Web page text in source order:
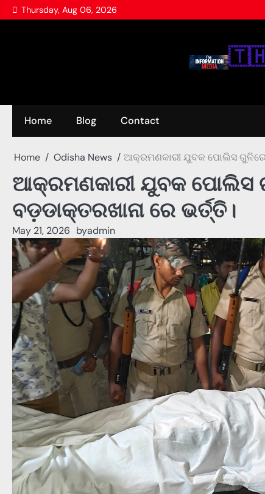
Skip
to
Thursday, Aug 06, 2026
Home Blog Contact
Home Odisha News ଆକ୍ରମଣକାରୀ ଯୁବକ ପୋଲିସ ଗୁଳିରେ
ଆକ୍ରମଣକାରୀ ଯୁବକ ପୋଲିସ
ବଡ଼ଡାକ୍ତରଖାନା ରେ ଭର୍ତ୍ତି।
May 21, 2026 byadmin